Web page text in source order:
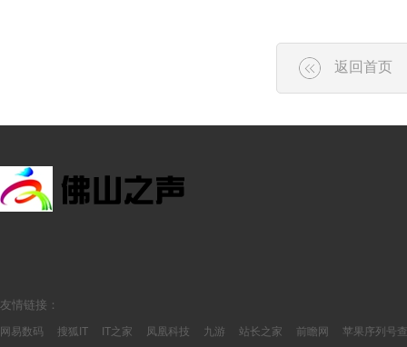
返回首页
友情链接：
网易数码 搜狐IT IT之家 凤凰科技 九游 站长之家 前瞻网 苹果序列号